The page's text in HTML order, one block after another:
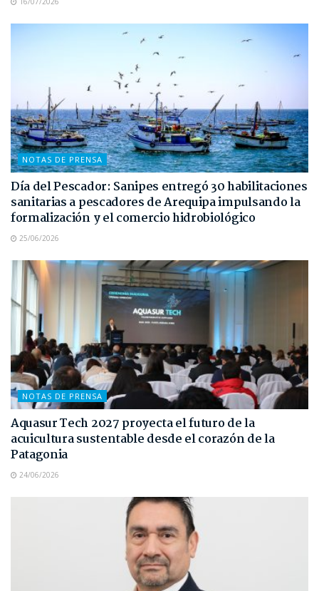
NOTAS DE PRENSA
Día del Pescador: Sanipes entregó 30 habilitaciones
sanitarias a pescadores de Arequipa impulsando la
formalización y el comercio hidrobiológico
25/06/2026
NOTAS DE PRENSA
Aquasur Tech 2027 proyecta el futuro de la
acuicultura sustentable desde el corazón de la
Patagonia
24/06/2026